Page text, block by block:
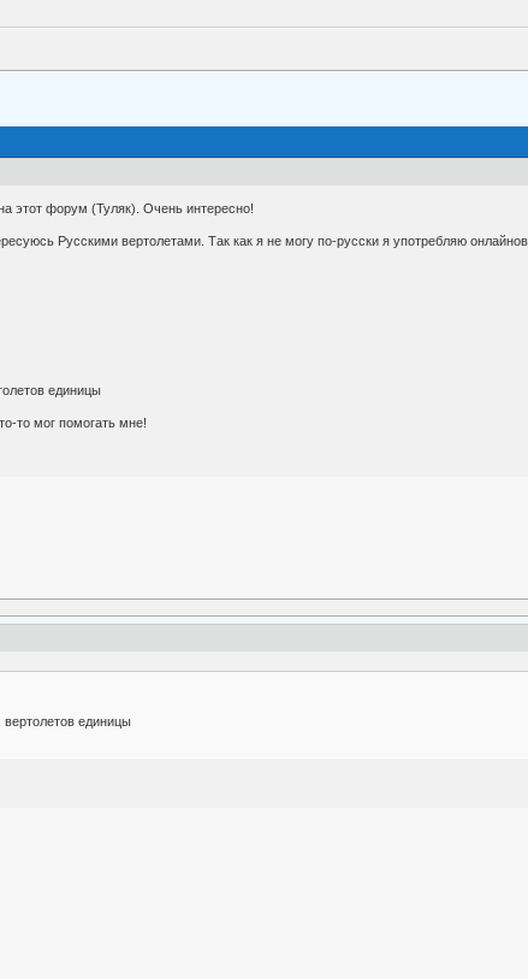
этот форум (Туляк). Очень интересно!
Русскими вертолетами. Так как я не могу по-русски я употребляю
единицы
то мог помогать мне!
вертолетов единицы